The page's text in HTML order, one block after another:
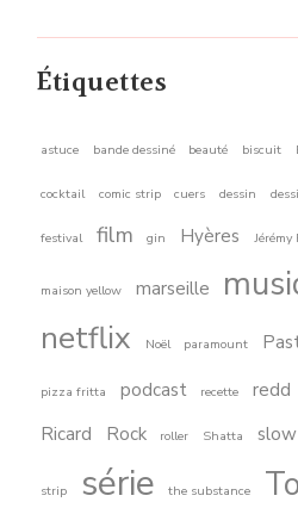
Étiquettes
astuce bande dessiné beauté biscuit
cocktail comic strip cuers dessin
festival film gin Hyères Jérémy
maison yellow marseille
netflix Noël paramount
pizza fritta podcast recette redd
Ricard Rock roller Shatta slow
strip série the substance